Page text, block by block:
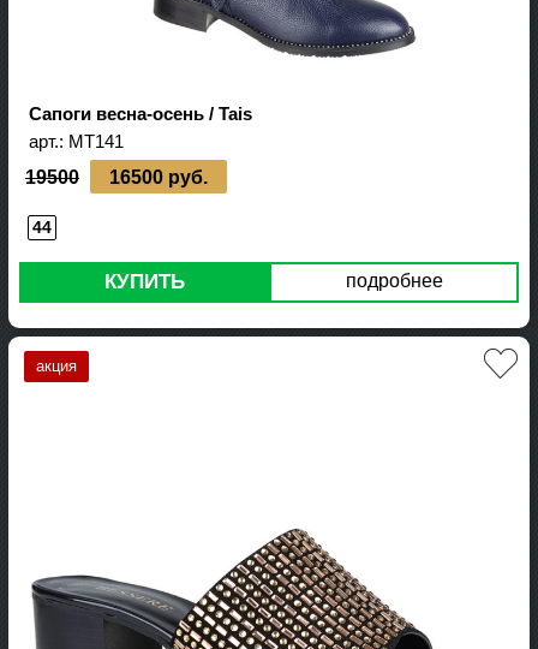
Сапоги весна-осень / Tais
арт.: MT141
19500 16500 руб.
44
подробнее
КУПИТЬ